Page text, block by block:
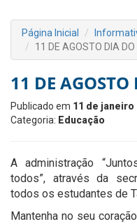
Página Inicial
11 DE AGOSTO DIA
11 DE
Publicado em 11 de janeiro
Categoria: Educação
A administração
todos”, através da
todos os estudantes de
Mantenha no seu